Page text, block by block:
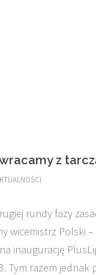
z
rundy fazy
wicemistrz Polski
inaugurację
Tym razem